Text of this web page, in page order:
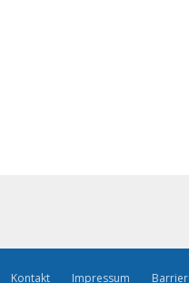
Kontakt Impressum